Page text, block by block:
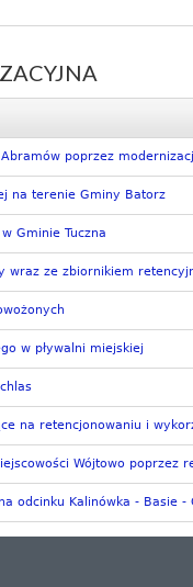
poprzez
na terenie Gminy Batorz
Gminie Tuczna
wraz ze zbiornikiem
w pływalni miejskiej
na retencjonowaniu i
Wójtowo poprzez
odcinku Kalinówka - Basie -